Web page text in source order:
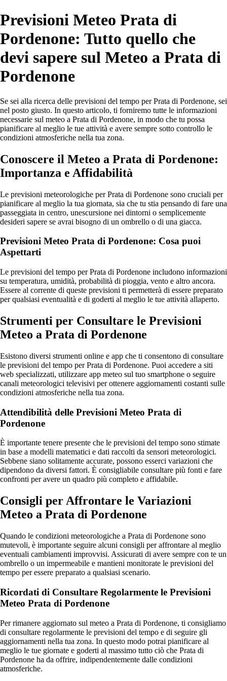
Previsioni Meteo Prata di
Pordenone: Tutto quello che
devi sapere sul Meteo a Prata di
Pordenone
Se sei alla ricerca delle previsioni del tempo per Prata di Pordenone, sei
nel posto giusto. In questo articolo, ti forniremo tutte le informazioni
necessarie sul meteo a Prata di Pordenone, in modo che tu possa
pianificare al meglio le tue attività e avere sempre sotto controllo le
condizioni atmosferiche nella tua zona.
Conoscere il Meteo a Prata di Pordenone:
Importanza e Affidabilità
Le previsioni meteorologiche per Prata di Pordenone sono cruciali per
pianificare al meglio la tua giornata, sia che tu stia pensando di fare una
passeggiata in centro, unescursione nei dintorni o semplicemente
desideri sapere se avrai bisogno di un ombrello o di una giacca.
Previsioni Meteo Prata di Pordenone: Cosa puoi
Aspettarti
Le previsioni del tempo per Prata di Pordenone includono informazioni
su temperatura, umidità, probabilità di pioggia, vento e altro ancora.
Essere al corrente di queste previsioni ti permetterà di essere preparato
per qualsiasi eventualità e di goderti al meglio le tue attività allaperto.
Strumenti per Consultare le Previsioni
Meteo a Prata di Pordenone
Esistono diversi strumenti online e app che ti consentono di consultare
le previsioni del tempo per Prata di Pordenone. Puoi accedere a siti
web specializzati, utilizzare app meteo sul tuo smartphone o seguire
canali meteorologici televisivi per ottenere aggiornamenti costanti sulle
condizioni atmosferiche nella tua zona.
Attendibilità delle Previsioni Meteo Prata di
Pordenone
È importante tenere presente che le previsioni del tempo sono stimate
in base a modelli matematici e dati raccolti da sensori meteorologici.
Sebbene siano solitamente accurate, possono esserci variazioni che
dipendono da diversi fattori. È consigliabile consultare più fonti e fare
confronti per avere un quadro più completo e affidabile.
Consigli per Affrontare le Variazioni
Meteo a Prata di Pordenone
Quando le condizioni meteorologiche a Prata di Pordenone sono
mutevoli, è importante seguire alcuni consigli per affrontare al meglio
eventuali cambiamenti improvvisi. Assicurati di avere sempre con te un
ombrello o un impermeabile e mantieni monitorate le previsioni del
tempo per essere preparato a qualsiasi scenario.
Ricordati di Consultare Regolarmente le Previsioni
Meteo Prata di Pordenone
Per rimanere aggiornato sul meteo a Prata di Pordenone, ti consigliamo
di consultare regolarmente le previsioni del tempo e di seguire gli
aggiornamenti nella tua zona. In questo modo potrai pianificare al
meglio le tue giornate e goderti al massimo tutto ciò che Prata di
Pordenone ha da offrire, indipendentemente dalle condizioni
atmosferiche.